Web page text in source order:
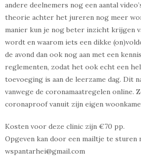
andere deelnemers nog een aantal
theorie achter het jureren nog meer
manier kun je nog beter inzicht krijgen
wordt en waarom iets een dikke
de avond dan ook nog aan met een
reglementen, zodat het ook echt een
toevoeging is aan de leerzame dag. Dit
vanwege de coronamaatregelen online.
coronaproof vanuit zijn eigen
Kosten voor deze clinic zijn €70 pp.
Opgeven kan door een mailtje te sturen
wspantarhei@gmail.com